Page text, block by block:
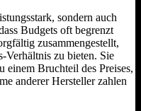
sondern auch
Budgets oft begrenzt
zusammengestellt,
Verhältnis zu bieten. Sie
einem Bruchteil des Preises,
anderer Hersteller zahlen